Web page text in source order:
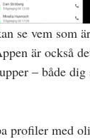
se vem som
är också
– både dig
profiler med